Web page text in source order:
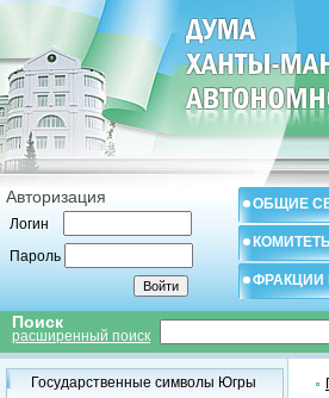
Авторизация
Логин
Пароль
ОБЩИЕ
ФРАКЦИИ
Поиск
расширенный поиск
Государственные символы Югры